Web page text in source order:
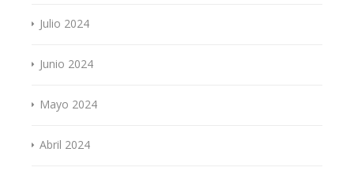
Julio 2024
Junio 2024
Mayo 2024
Abril 2024